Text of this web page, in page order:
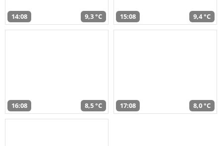
14:08 9,3 °C 15:08 9,4 °C
16:08 8,5 °C 17:08 8,0 °C